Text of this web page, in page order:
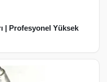
| Profesyonel Yüksek